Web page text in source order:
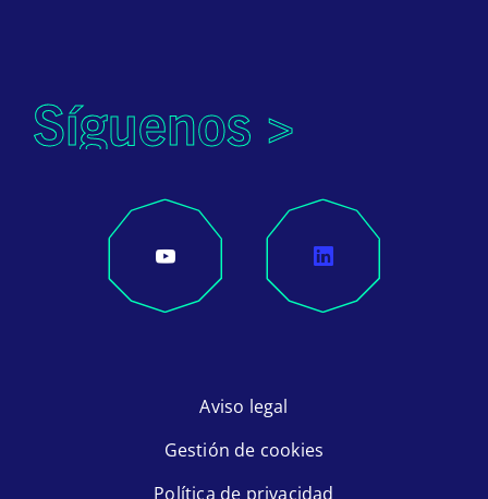
Síguenos >
Aviso legal
Gestión de cookies
Política de privacidad